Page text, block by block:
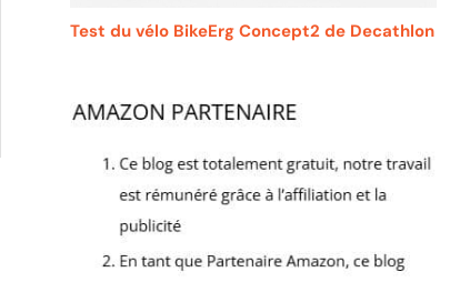
Test du vélo BikeErg Concept2 de Decathlon